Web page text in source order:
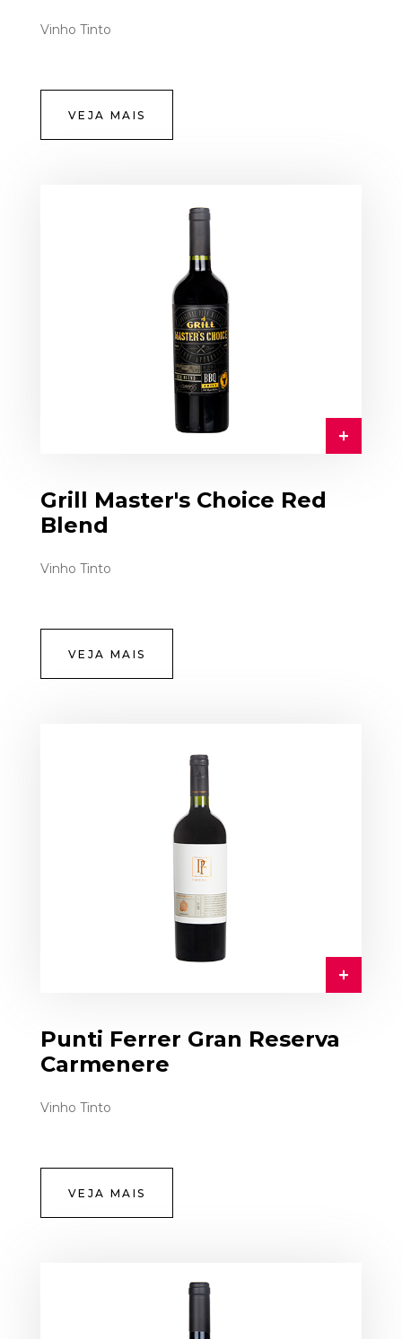
Vinho Tinto
VEJA MAIS
Grill Master's Choice Red
Blend
Vinho Tinto
VEJA MAIS
Punti Ferrer Gran Reserva
Carmenere
Vinho Tinto
VEJA MAIS